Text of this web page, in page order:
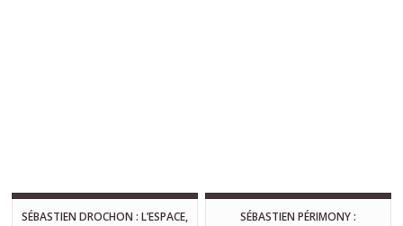
SÉBASTIEN DROCHON : L’ESPACE,
SÉBASTIEN PÉRIMONY :